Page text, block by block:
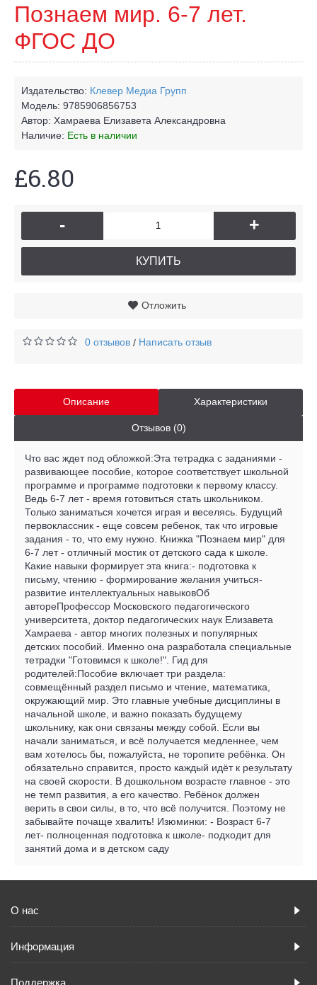
Познаем мир. 6-7 лет.
ФГОС ДО
Издательство: Клевер Медиа Групп
Модель: 9785906856753
Автор: Хамраева Елизавета Александровна
Наличие: Есть в наличии
£6.80
- +
КУПИТЬ
Отложить
0 отзывов / Написать отзыв
Описание Характеристики
Отзывов (0)
Что вас ждет под обложкой:Эта тетрадка с заданиями -
развивающее пособие, которое соответствует школьной
программе и программе подготовки к первому классу.
Ведь 6-7 лет - время готовиться стать школьником.
Только заниматься хочется играя и веселясь. Будущий
первоклассник - еще совсем ребенок, так что игровые
задания - то, что ему нужно. Книжка "Познаем мир" для
6-7 лет - отличный мостик от детского сада к школе.
Какие навыки формирует эта книга:- подготовка к
письму, чтению - формирование желания учиться-
развитие интеллектуальных навыковОб
автореПрофессор Московского педагогического
университета, доктор педагогических наук Елизавета
Хамраева - автор многих полезных и популярных
детских пособий. Именно она разработала специальные
тетрадки "Готовимся к школе!". Гид для
родителей:Пособие включает три раздела:
совмещённый раздел письмо и чтение, математика,
окружающий мир. Это главные учебные дисциплины в
начальной школе, и важно показать будущему
школьнику, как они связаны между собой. Если вы
начали заниматься, и всё получается медленнее, чем
вам хотелось бы, пожалуйста, не торопите ребёнка. Он
обязательно справится, просто каждый идёт к результату
на своей скорости. В дошкольном возрасте главное - это
не темп развития, а его качество. Ребёнок должен
верить в свои силы, в то, что всё получится. Поэтому не
забывайте почаще хвалить! Изюминки: - Возраст 6-7
лет- полноценная подготовка к школе- подходит для
занятий дома и в детском саду
О нас
Информация
Поддержка